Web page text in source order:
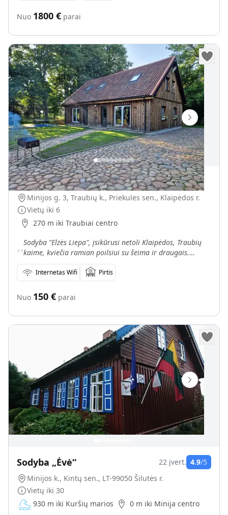
Nuo 1800 € parai
Atostogų namai „Elzės liepa“
Minijos g. 3, Traubių k., Priekulės sen., Klaipėdos r.
Vietų iki 6
270 m iki Traubiai centro
„Sodyba "Elzės Liepa", įsikūrusi netoli Klaipėdos, Traubių
kaime, kviečia ramian poilsiui su šeima ir draugais.
Sodyboje esantis atskiras namas tinkamas vienai a
Internetas Wifi Pirtis
Nuo 150 € parai
Sodyba „Ėvė“ 22 įvert. 4.9/5
Minijos k., Kintų sen., LT-99050 Šilutės r.
Vietų iki 30
930 m iki Kuršių marios
0 m iki Minija centro